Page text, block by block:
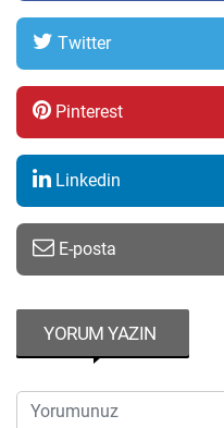
Twitter
Pinterest
Linkedin
E-posta
YORUM YAZIN